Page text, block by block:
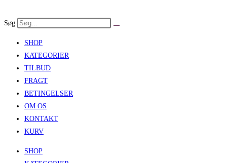
to
Søg
SHOP
KATEGORIER
TILBUD
FRAGT
BETINGELSER
OM OS
KONTAKT
KURV
SHOP